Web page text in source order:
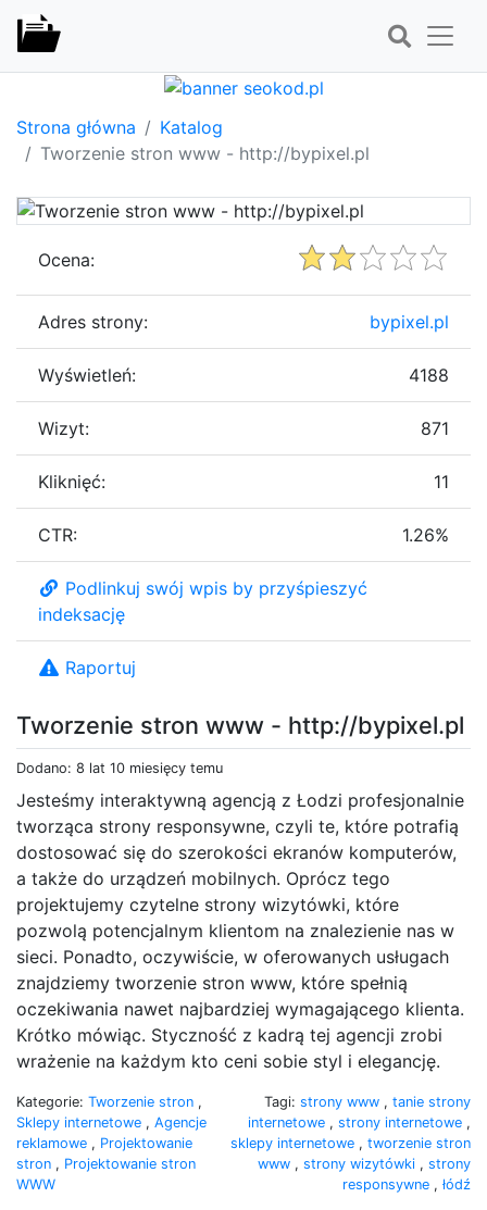
Strona główna
Katalog
Tworzenie stron www - http://bypixel.pl
Tworzenie stron www - http://bypixel.pl
Dodano: 8 lat 10 miesięcy temu
Jesteśmy interaktywną agencją z Łodzi profesjonalnie
tworząca strony responsywne, czyli te, które potrafią
dostosować się do szerokości ekranów komputerów,
a także do urządzeń mobilnych. Oprócz tego
projektujemy czytelne strony wizytówki, które
pozwolą potencjalnym klientom na znalezienie nas w
sieci. Ponadto, oczywiście, w oferowanych usługach
znajdziemy tworzenie stron www, które spełnią
oczekiwania nawet najbardziej wymagającego klienta.
Krótko mówiąc. Styczność z kadrą tej agencji zrobi
wrażenie na każdym kto ceni sobie styl i elegancję.
Kategorie: Tworzenie stron ,
Sklepy internetowe , Agencje
reklamowe , Projektowanie
stron , Projektowanie stron
WWW
Tagi: strony www , tanie strony
internetowe , strony internetowe ,
sklepy internetowe , tworzenie stron
www , strony wizytówki , strony
responsywne , łódź
Ocena:
Adres strony: bypixel.pl
Wyświetleń: 4188
Wizyt: 871
Kliknięć: 11
CTR: 1.26%
Podlinkuj swój wpis by przyśpieszyć
indeksację
Raportuj